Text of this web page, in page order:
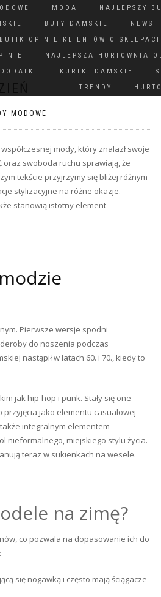
MODA NAJLEPSZY
BUTY DAMSKIE NEWS
OPINIE KLIENTÓW O SKLEPACH
NAJLEPSZA HURTOWNIA
DODATKI KURTKI DAMSKIE
TRENDY
MODOWE
mody, który znalazł swoje
oraz swoboda ruchu sprawiają, że
tekście przyjrzymy się bliżej różnym
stylizacyjne na różne okazje.
stanowią istotny element
modzie
Pierwsze wersje spodni
do noszenia podczas
nastąpił w latach 60. i 70., kiedy to
jak hip-hop i punk. Stały się one
przyjęcia jako elementu casualowej
integralnym elementem
nieformalnego, miejskiego stylu życia.
teraz w sukienkach na wesele.
na zimę?
co pozwala na dopasowanie ich do
się nogawką i często mają ściągacze